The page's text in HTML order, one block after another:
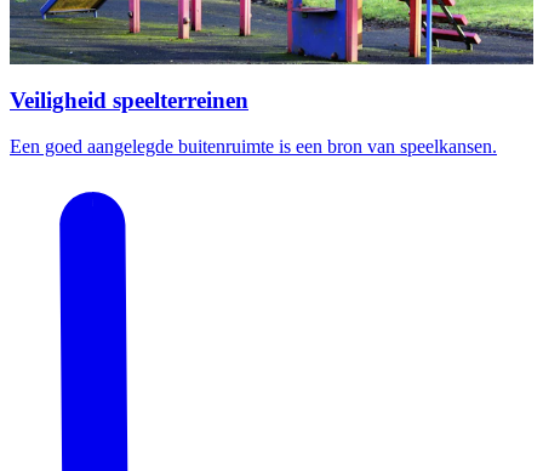
Veiligheid speelterreinen
Een goed aangelegde buitenruimte is een bron van speelkansen.